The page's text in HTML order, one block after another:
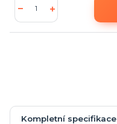
Kompletní specifikace